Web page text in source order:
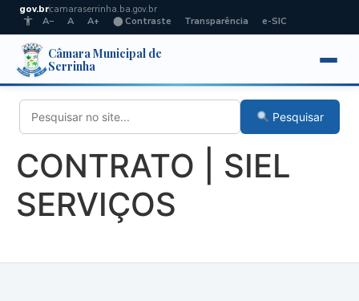
gov.brcamaraserrinha.ba.gov.br
A−
A A+ ⬤ Contraste Transparência e-SIC
Câmara Municipal de
Serrinha
Pesquisar
CONTRATO | SIEL
SERVIÇOS